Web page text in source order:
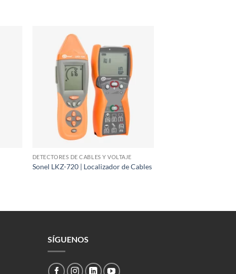
DETECTORES DE CABLES Y VOLTAJE
Sonel LKZ-720 | Localizador de Cables
SÍGUENOS